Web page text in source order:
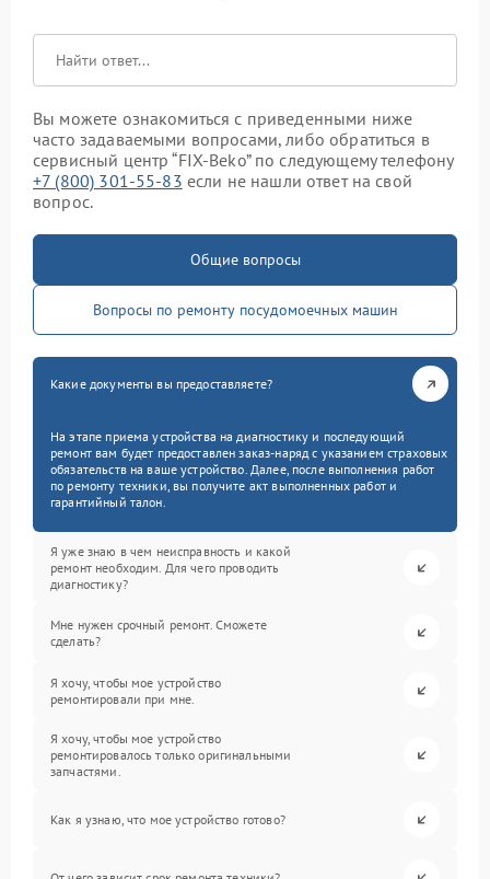
Вы можете ознакомиться с приведенными ниже
часто задаваемыми вопросами, либо обратиться в
сервисный центр “FIX-Beko” по следующему телефону
+7 (800) 301-55-83 если не нашли ответ на свой
вопрос.
Общие вопросы
Вопросы по ремонту посудомоечных машин
Какие документы вы предоставляете?
На этапе приема устройства на диагностику и последующий
ремонт вам будет предоставлен заказ-наряд с указанием страховых
обязательств на ваше устройство. Далее, после выполнения работ
по ремонту техники, вы получите акт выполненных работ и
гарантийный талон.
Я уже знаю в чем неисправность и какой
ремонт необходим. Для чего проводить
диагностику?
Мне нужен срочный ремонт. Сможете
сделать?
Я хочу, чтобы мое устройство
ремонтировали при мне.
Я хочу, чтобы мое устройство
ремонтировалось только оригинальными
запчастями.
Как я узнаю, что мое устройство готово?